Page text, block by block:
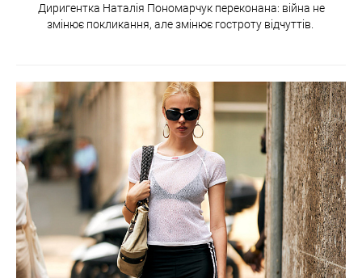
Диригентка Наталія Пономарчук переконана: війна не
змінює покликання, але змінює гостроту відчуттів.